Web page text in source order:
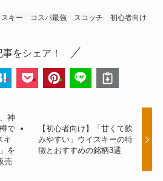
キー コスパ最強 スコッチ 初心者向け
事をシェア！
神
で
キ
を
売
【初心者向け】「甘くて飲
みやすい」ウイスキーの特
徴とおすすめの銘柄3選